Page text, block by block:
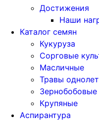
Достижения
Наши
Каталог семян
Кукуруза
Сорговые
Масличные
Травы
Зернобобовые
Крупяные
Аспирантура